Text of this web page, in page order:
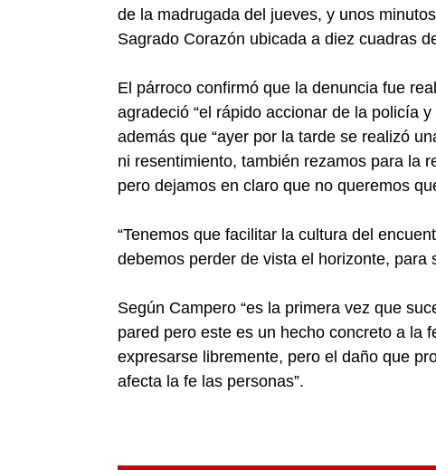
de la madrugada del jueves, y unos
Sagrado Corazón ubicada a diez cuadras
El párroco confirmó que la denuncia fue
agradeció “el rápido accionar de la policía
además que “ayer por la tarde se realizó
ni resentimiento, también rezamos para la
pero dejamos en claro que no queremos
“Tenemos que facilitar la cultura del
debemos perder de vista el horizonte, para
Según Campero “es la primera vez que
pared pero este es un hecho concreto a la
expresarse libremente, pero el daño que
afecta la fe las personas”.